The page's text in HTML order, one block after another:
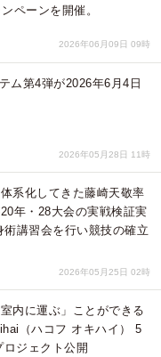
ペーンを開催。
2026年06月09日 09時
ム第4弾が2026年6月4日
2026年05月28日 11時
系化してきた藤崎天敬率
年・28大会の実戦検証実
術講習会を行い競技の確立
2026年05月25日 02時
内に運ぶ」ことができる
（ハコフ オキハイ） 5
ジェクト公開